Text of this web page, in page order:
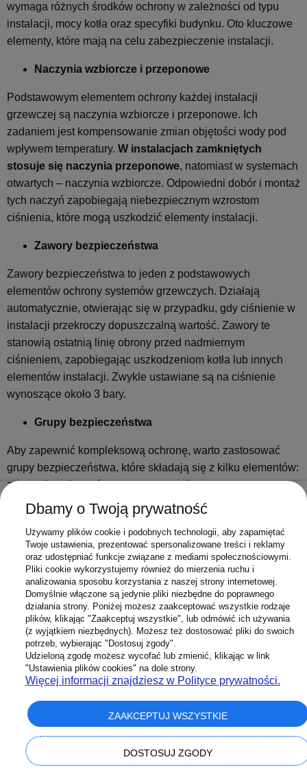
wymaga różnych środków ochrony w zależności od typu
instalacji, mocy kotła oraz specyfiki budynku. Oto kluczowe
elementy, które mają na celu zabezpieczenie instalacji.
Naczynia wzbiorcze i przeponowe
Podstawowym elementem ochrony każdej instalacji
grzewczej są naczynia wzbiorcze i przeponowe. Ich
zadaniem jest kompensowanie zmian objętości wody pod
wpływem temperatury. W instalacjach zamkniętych
stosuje się naczynia przeponowe, natomiast w systemach
otwartych – naczynia wzbiorcze. Odpowiedni dobór i montaż
tych naczyń zapobiegają niebezpiecznym wzrostom
ciśnienia, które mogą uszkodzić elementy instalacji.
Zawory bezpieczeństwa
Zawory bezpieczeństwa to jeden z podstawowych
elementów ochrony systemów grzewczych. Działają
automatycznie, otwierając się w przypadku, gdy ciśnienie w
instalacji przekroczy dopuszczalną wartość. Zawory te
stanowią ostatnią linię obrony przed nadmiernym
ciśnieniem, zapobiegając uszkodzeniom kotła lub innych
elementów instalacji. Zwykle ustawiane są na ciśnienie
wynoszące około 3 bary.
Grupy bezpieczeństwa
Aby zapewnić kompleksową ochronę, warto zastosować
grupy bezpieczeństwa, które składają się z kilku elementów:
zaworu bezpieczeństwa, manometru i automatycznego
odpowietrznika. Takie rozwiązanie nie tylko chroni przed
nadmiernym ciśnieniem, ale umożliwia stałą kontrolę
parametrów pracy instalacji oraz automatyczne usuwanie
powietrza.
Zawory schładzające
Kotły na paliwo stałe wymagają szczególnej ochrony przed
przegrzaniem. Zawory schładzające otwierają dopływ
zimnej wody, gdy temperatura wody w kotle przekroczy
bezpieczny poziom, skutecznie obniżając ją i zapobiegając
uszkodzeniu kotła.
Zabezpieczenia instalacji wodnej
Instalacje wodne są równie ważnym elementem systemów
Dbamy o Twoją prywatność
Używamy plików cookie i podobnych technologii, aby zapamiętać
Twoje ustawienia, prezentować spersonalizowane treści i reklamy
oraz udostępniać funkcje związane z mediami społecznościowymi.
Pliki cookie wykorzystujemy również do mierzenia ruchu i
analizowania sposobu korzystania z naszej strony internetowej.
Domyślnie włączone są jedynie pliki niezbędne do poprawnego
działania strony. Poniżej możesz zaakceptować wszystkie rodzaje
plików, klikając "Zaakceptuj wszystkie", lub odmówić ich używania
(z wyjątkiem niezbędnych). Możesz też dostosować pliki do swoich
potrzeb, wybierając "Dostosuj zgody".
Udzieloną zgodę możesz wycofać lub zmienić, klikając w link
"Ustawienia plików cookies" na dole strony.
Więcej informacji znajdziesz w Polityce prywatności.
ZAAKCEPTUJ WSZYSTKIE
DOSTOSUJ ZGODY